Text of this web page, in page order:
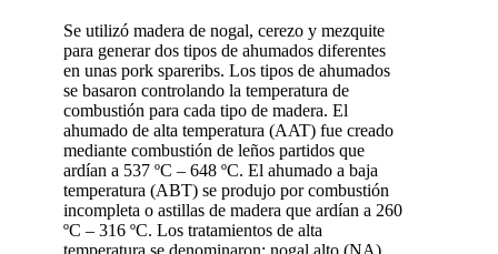
Se utilizó madera de nogal, cerezo y mezquite
para generar dos tipos de ahumados diferentes
en unas pork spareribs. Los tipos de ahumados
se basaron controlando la temperatura de
combustión para cada tipo de madera. El
ahumado de alta temperatura (AAT) fue creado
mediante combustión de leños partidos que
ardían a 537 ºC – 648 ºC. El ahumado a baja
temperatura (ABT) se produjo por combustión
incompleta o astillas de madera que ardían a 260
ºC – 316 ºC. Los tratamientos de alta
temperatura se denominaron: nogal alto (NA),